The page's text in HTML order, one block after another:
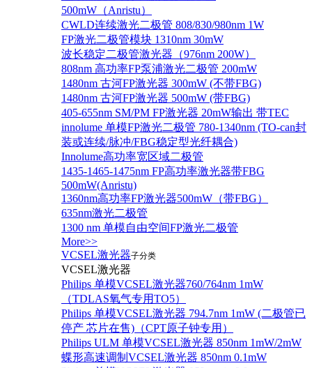
500mW（Anristu）
CWLD连续激光二极管 808/830/980nm 1W
FP激光二极管模块 1310nm 30mW
波长稳定二极管激光器（976nm 200W）
808nm 高功率FP泵浦激光二极管 200mW
1480nm 古河FP激光器 300mW (不带FBG)
1480nm 古河FP激光器 500mW (带FBG)
405-655nm SM/PM FP激光器 20mW输出 带TEC
innolume 单模FP激光二极管 780-1340nm (TO-can封
装或连续/脉冲/FBG稳定型光纤耦合)
Innolume高功率宽区域二极管
1435-1465-1475nm FP高功率激光器带FBG
500mW(Anristu)
1360nm高功率FP激光器500mW（带FBG）
635nm激光二极管
1300 nm 单模自由空间FP激光二极管
More>>
VCSEL激光器子分类
VCSEL激光器
Philips 单模VCSEL激光器760/764nm 1mW
（TDLAS氧气专用TO5）
Philips 单模VCSEL激光器 794.7nm 1mW (二极管已
停产 芯片在售)（CPT原子钟专用）
Philips ULM 单模VCSEL激光器 850nm 1mW/2mW
蝶形高速调制VCSEL激光器 850nm 0.1mW